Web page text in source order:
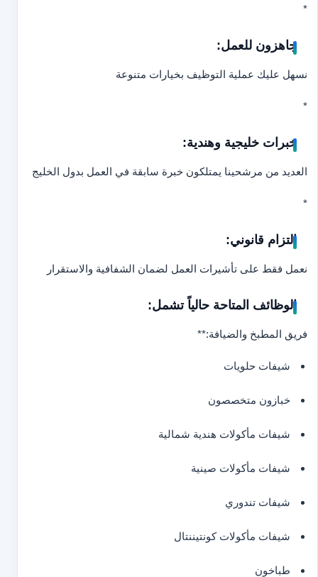
*
جاهزون للعمل:
نسهل عليك عملية التوظيف بخيارات متنوعة
*
خبرات خليجية وهندية:
العديد من مرشحينا يمتلكون خبرة سابقة في العمل بدول الخليج
*
التزام قانوني:
نعمل فقط على تأشيرات العمل لضمان الشفافية والاستقرار
الوظائف المتاحة حالياً تشمل:
فريق المطبخ والضيافة:**
شيفات حلويات
خبازون متخصصون
شيفات مأكولات هندية شمالية
شيفات مأكولات صينية
شيفات تندوري
شيفات مأكولات كونتيننتال
طباخون